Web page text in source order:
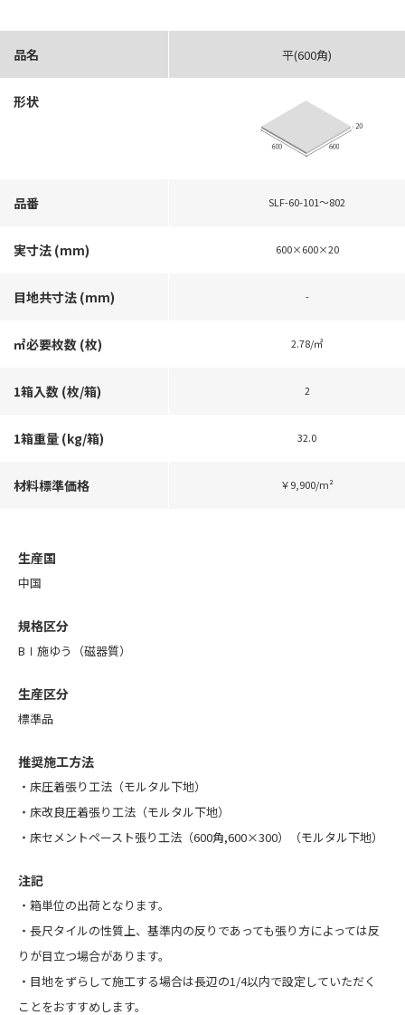
品名 平(600角)
形状
品番 SLF-60-101〜802
実寸法 (mm) 600×600×20
目地共寸法 (mm) -
㎡必要枚数 (枚) 2.78/㎡
1箱入数 (枚/箱) 2
1箱重量 (kg/箱) 32.0
材料標準価格 ￥9,900/m²
生産国
中国
規格区分
BⅠ施ゆう（磁器質）
生産区分
標準品
推奨施工方法
・床圧着張り工法（モルタル下地）
・床改良圧着張り工法（モルタル下地）
・床セメントペースト張り工法（600角,600×300）（モルタル下地）
注記
・箱単位の出荷となります。
・長尺タイルの性質上、基準内の反りであっても張り方によっては反
りが目立つ場合があります。
・目地をずらして施工する場合は長辺の1/4以内で設定していただく
ことをおすすめします。